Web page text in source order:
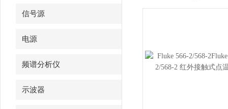
信号源
电源
频谱分析仪
示波器